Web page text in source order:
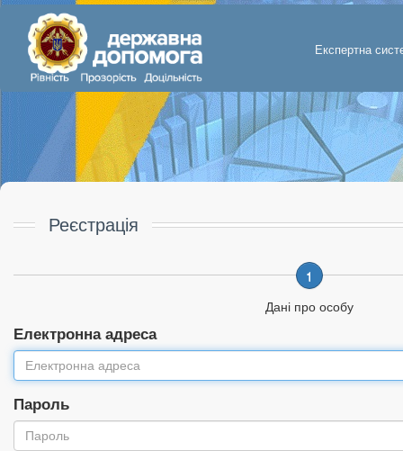
Експертна
Реєстрація
1
Дані про особу
Електронна адреса
Пароль